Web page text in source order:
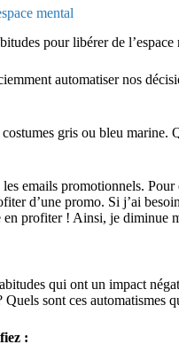
mental
pour libérer de l’espace
automatiser nos
gris ou bleu
emails promotionnels.
d’une promo. Si j’ai
profiter ! Ainsi, je diminue
qui ont un impact
sont ces
: